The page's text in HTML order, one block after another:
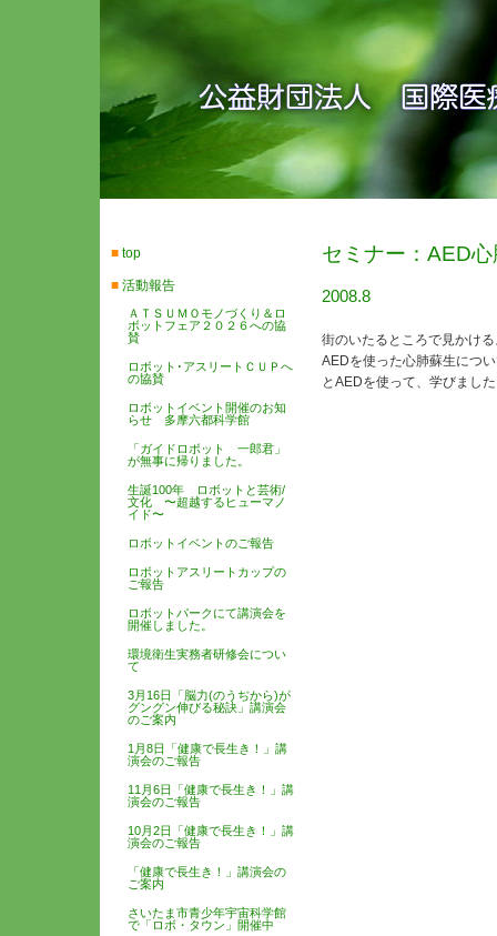
■ top
■ 活動報告
ＡＴＳＵＭＯモノづくり＆ロ
ボットフェア２０２６への協
賛
ロボット･アスリートＣＵＰへ
の協賛
ロボットイベント開催のお知
らせ 多摩六都科学館
「ガイドロボット 一郎君」
が無事に帰りました。
生誕100年 ロボットと芸術/
文化 〜超越するヒューマノ
イド〜
ロボットイベントのご報告
ロボットアスリートカップの
ご報告
ロボットパークにて講演会を
開催しました。
環境衛生実務者研修会につい
て
3月16日「脳力(のうぢから)が
グングン伸びる秘訣」講演会
のご案内
1月8日「健康で長生き！」講
演会のご報告
11月6日「健康で長生き！」講
演会のご報告
10月2日「健康で長生き！」講
演会のご報告
「健康で長生き！」講演会の
ご案内
さいたま市青少年宇宙科学館
で「ロボ・タウン」開催中
セミナー：AED
2008.8
街のいたるところで見かけ
AEDを使った心肺蘇生につ
とAEDを使って、学びまし